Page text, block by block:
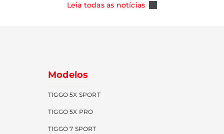
Leia todas as notícias
Modelos
TIGGO 5X SPORT
TIGGO 5X PRO
TIGGO 7 SPORT